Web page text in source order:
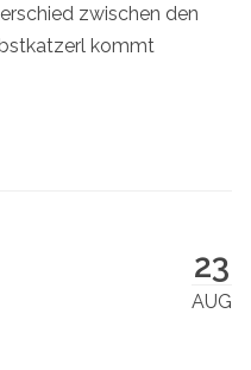
zwischen den
kommt
23
AUG